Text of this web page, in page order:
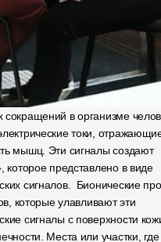
в организме
токи,
мышц. Эти сигналы создают
которое представлено в виде
сигналов.  Бионические
которые улавливают эти
сигналы с поверхности
Места или участки, где